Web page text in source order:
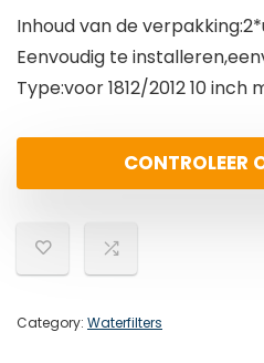
Inhoud van de
Eenvoudig te
Type:voor 1812/2012 10
CONTROLEER
Category: Waterfilters